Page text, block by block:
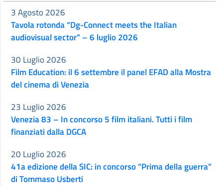
Tavola rotonda “Dg-Connect meets the Italian
audiovisual sector” – 6 luglio 2026
3 Agosto 2026
Film Education: il 6 settembre il panel EFAD alla Mostra
del cinema di Venezia
30 Luglio 2026
Venezia 83 – In concorso 5 film italiani. Tutti i film
finanziati dalla DGCA
23 Luglio 2026
41a edizione della SIC: in concorso “Prima della guerra”
di Tommaso Usberti
20 Luglio 2026